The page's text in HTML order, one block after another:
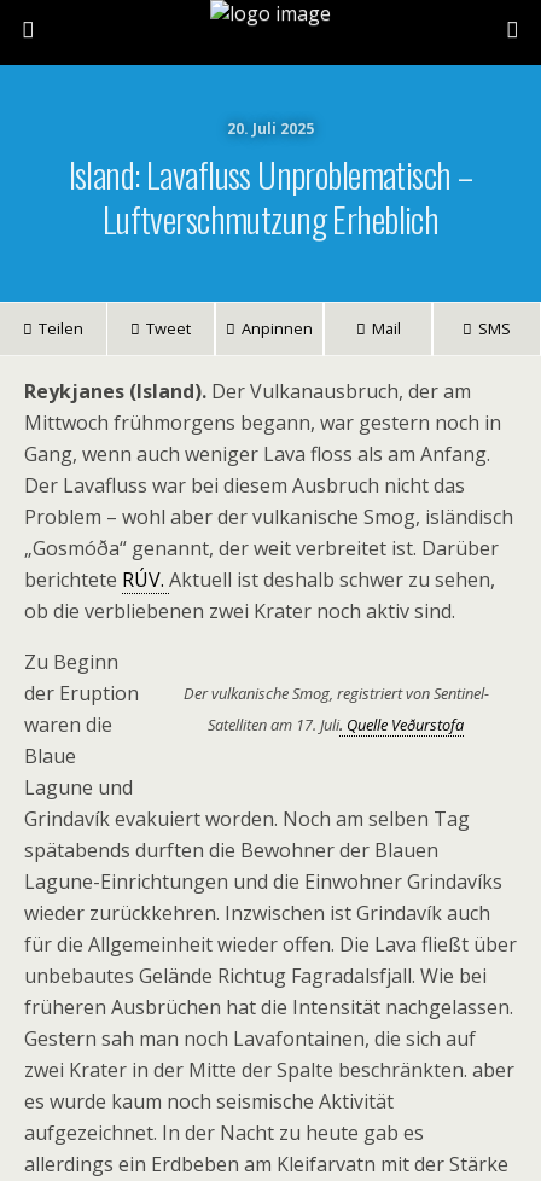
20. Juli 2025
Island: Lavafluss Unproblematisch –
Luftverschmutzung Erheblich
Teilen Tweet Anpinnen Mail SMS
Reykjanes (Island). Der Vulkanausbruch, der am
Mittwoch frühmorgens begann, war gestern noch in
Gang, wenn auch weniger Lava floss als am Anfang.
Der Lavafluss war bei diesem Ausbruch nicht das
Problem – wohl aber der vulkanische Smog, isländisch
„Gosmóða“ genannt, der weit verbreitet ist. Darüber
berichtete RÚV. Aktuell ist deshalb schwer zu sehen,
ob die verbliebenen zwei Krater noch aktiv sind.
Der vulkanische Smog, registriert von Sentinel-
Satelliten am 17. Juli. Quelle Veðurstofa
Zu Beginn
der Eruption
waren die
Blaue
Lagune und
Grindavík evakuiert worden. Noch am selben Tag
spätabends durften die Bewohner der Blauen
Lagune-Einrichtungen und die Einwohner Grindavíks
wieder zurückkehren. Inzwischen ist Grindavík auch
für die Allgemeinheit wieder offen. Die Lava fließt über
unbebautes Gelände Richtug Fagradalsfjall. Wie bei
früheren Ausbrüchen hat die Intensität nachgelassen.
Gestern sah man noch Lavafontainen, die sich auf
zwei Krater in der Mitte der Spalte beschränkten. aber
es wurde kaum noch seismische Aktivität
aufgezeichnet. In der Nacht zu heute gab es
allerdings ein Erdbeben am Kleifarvatn mit der Stärke